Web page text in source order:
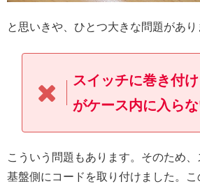
と思いきや、ひとつ大きな問題があり
スイッチに巻き付
がケース内に入らな
こういう問題もあります。そのため、
基盤側にコードを取り付けました。